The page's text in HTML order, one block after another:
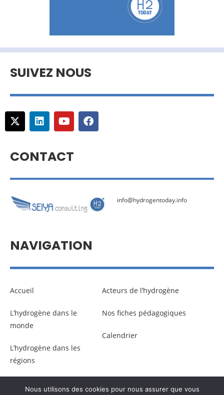
SUIVEZ NOUS
CONTACT
info@hydrogentoday.info
NAVIGATION
Accueil
L’hydrogène dans le
monde
L’hydrogène dans les
régions
Acteurs de l’hydrogène
Nos fiches pédagogiques
Calendrier
Nous utilisons des cookies pour nous assurer que vous